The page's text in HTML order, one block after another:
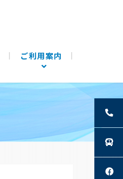
ご利用案内